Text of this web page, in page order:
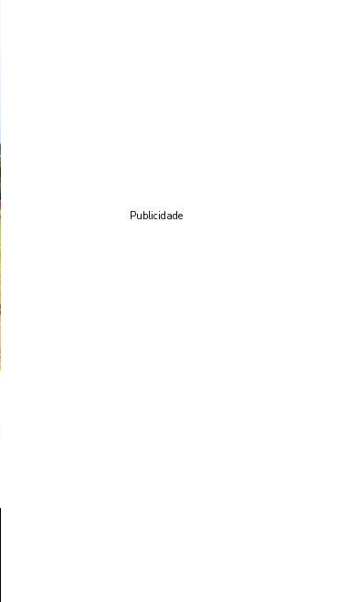
Publicidade